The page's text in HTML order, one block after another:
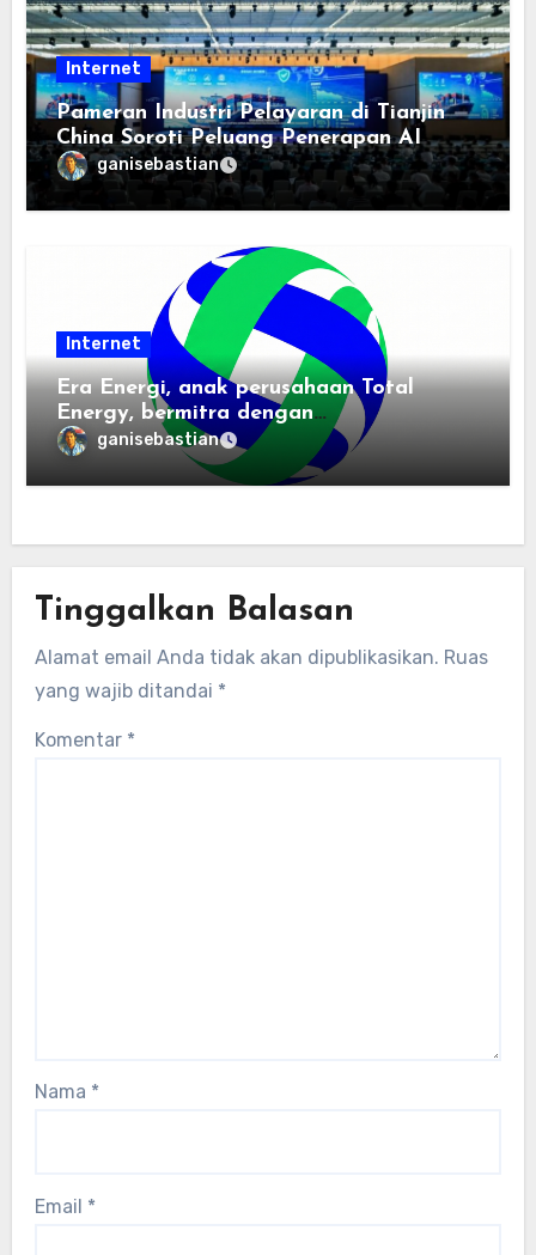
Internet
Pameran Industri Pelayaran di Tianjin
China Soroti Peluang Penerapan AI
ganisebastian
Internet
Era Energi, anak perusahaan Total
Energy, bermitra dengan
Zhuochuangtong untuk mempercepat
transisi energi Indonesia — raksasa
energi global bergabung dengan tim
ganisebastian
Tinggalkan Balasan
Alamat email Anda tidak akan dipublikasikan. Ruas
yang wajib ditandai *
Komentar *
Nama *
Email *